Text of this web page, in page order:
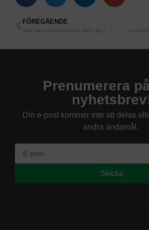
FÖREGÅENDE
Vad har mentorskapet givit dig?
Prenumerera
Din e-post kommer inte att delas
andra ändamål.
Skicka